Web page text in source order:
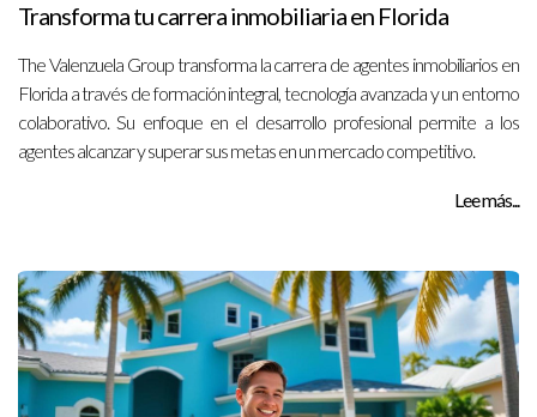
Transforma tu carrera inmobiliaria en Florida
The Valenzuela Group transforma la carrera de agentes inmobiliarios en
Florida a través de formación integral, tecnología avanzada y un entorno
colaborativo. Su enfoque en el desarrollo profesional permite a los
agentes alcanzar y superar sus metas en un mercado competitivo.
Lee más...